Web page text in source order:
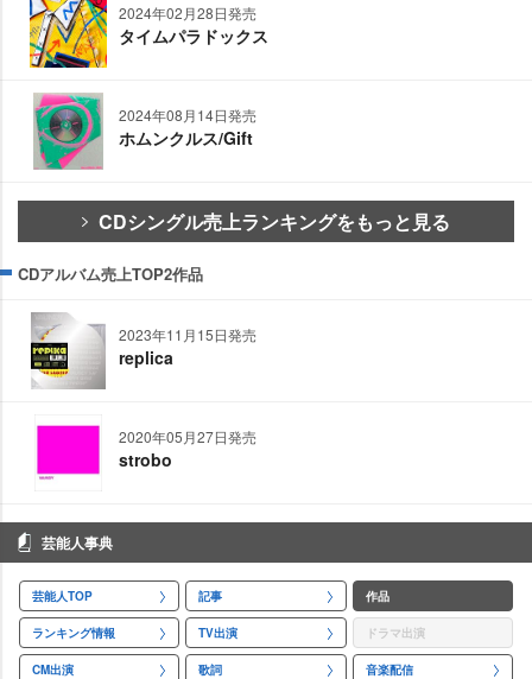
2024年02月28日発売
タイムパラドックス
2024年08月14日発売
ホムンクルス/Gift
CDシングル売上ランキングをもっと見る
CDアルバム売上TOP2作品
2023年11月15日発売
replica
2020年05月27日発売
strobo
芸能人事典
芸能人TOP 記事 作品
ランキング情報 TV出演 ドラマ出演
CM出演 歌詞 音楽配信